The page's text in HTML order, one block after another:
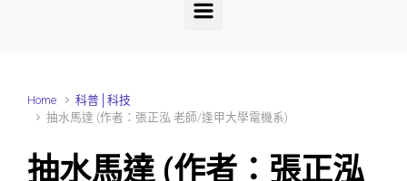
Home
科普│科技
抽水馬達 (作者：張正泓 老師/逢甲大學電機系)
抽水馬達 (作者：張正泓